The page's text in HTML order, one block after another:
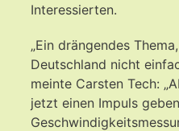
Interessierten.
„Ein drängendes
Deutschland nicht
meinte Carsten Tech:
jetzt einen Impuls